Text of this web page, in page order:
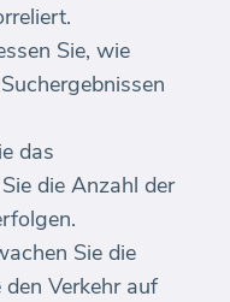
Sie, wie
das
die Anzahl der
Sie die
Verkehr auf